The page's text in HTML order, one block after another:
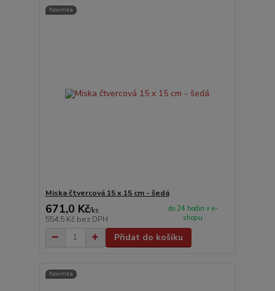
Novinka
Miska čtvercová 15 x 15 cm - šedá
671,0 Kč/ks
554,5 Kč bez DPH
do 24 hodin v e-
shopu
Přidat do košíku
Novinka